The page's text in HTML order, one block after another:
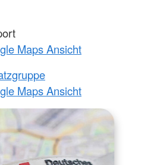
Maps Ansicht
Maps Ansicht